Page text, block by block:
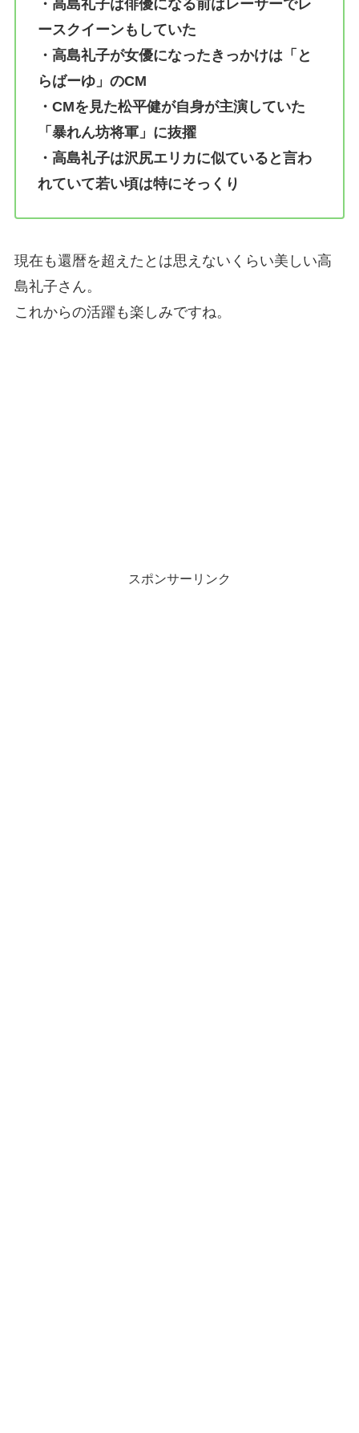
・高島礼子は俳優になる前はレーサーでレ
ースクイーンもしていた
・高島礼子が女優になったきっかけは「と
らばーゆ」のCM
・CMを見た松平健が自身が主演していた
「暴れん坊将軍」に抜擢
・高島礼子は沢尻エリカに似ていると言わ
れていて若い頃は特にそっくり
現在も還暦を超えたとは思えないくらい美しい高
島礼子さん。
これからの活躍も楽しみですね。
スポンサーリンク